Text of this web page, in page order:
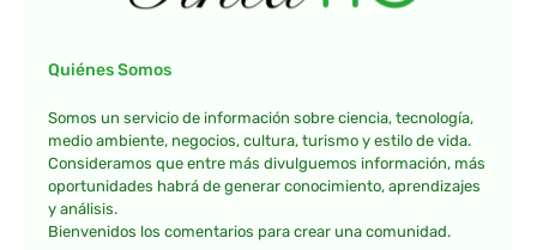
Quiénes Somos
Somos un servicio de información sobre ciencia, tecnología,
medio ambiente, negocios, cultura, turismo y estilo de vida.
Consideramos que entre más divulguemos información, más
oportunidades habrá de generar conocimiento, aprendizajes
y análisis.
Bienvenidos los comentarios para crear una comunidad.